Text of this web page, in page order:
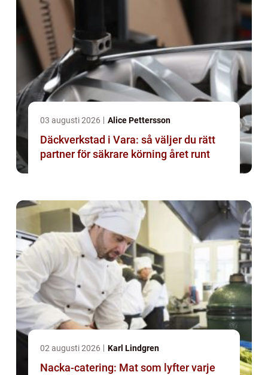
03 augusti 2026 Alice Pettersson
Däckverkstad i Vara: så väljer du rätt
partner för säkrare körning året runt
02 augusti 2026 Karl Lindgren
Nacka-catering: Mat som lyfter varje